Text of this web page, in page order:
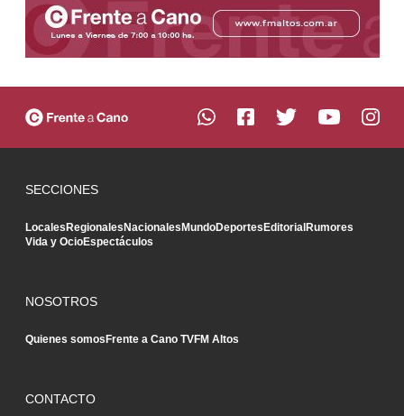
SECCIONES
LocalesRegionalesNacionalesMundoDeportesEditorialRumores
Vida y OcioEspectáculos
NOSOTROS
Quienes somosFrente a Cano TVFM Altos
CONTACTO